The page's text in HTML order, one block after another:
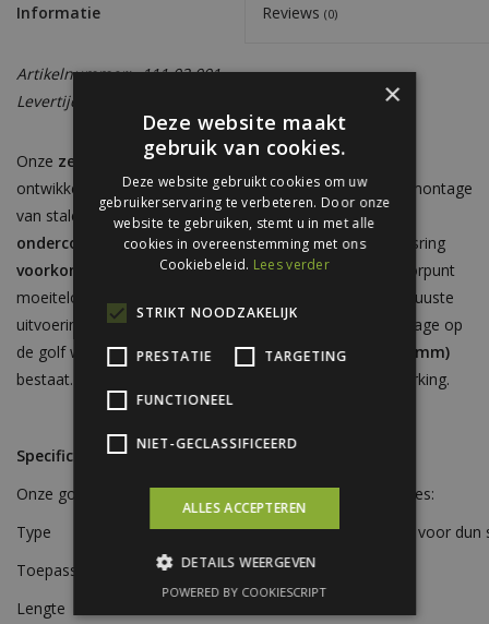
Informatie Reviews (0)
Artikelnummer: 111.02.001
Levertijd:
Onze zelfborende plaatwerkschroevenvoor staal zijn
ontwikkeld voor een waterdichte, duurzame en strakke montage
van stalen golfplaten en ander plaatmateriaalop stalen
onderconstructies. De geïntegreerde EPDM-afdichtingsring
voorkomt lekkage en corrosie, terwijl de krachtige boorpunt
moeiteloos door staal gaat zonder voorboren. Deze robuuste
uitvoering
(5,5×50 mm) is uitermate geschikt voor montage op
de golf wanneer de onderconstructie uitdun staal (2-5 mm)
bestaat. Leverbaar in RAL-kleur voor een uniforme afwerking.
Specificaties
Onze golfplaatschroeven hebben de volgende specificaties:
Type
Zelfborende golfplaatschroef voor dun
Toepassing
Dakbeplating op dun staal
Lengte
×
Deze website maakt
gebruik van cookies.
Deze website gebruikt cookies om uw
gebruikerservaring te verbeteren. Door onze
website te gebruiken, stemt u in met alle
cookies in overeenstemming met ons
Cookiebeleid. Lees verder
STRIKT NOODZAKELIJK
PRESTATIE TARGETING
FUNCTIONEEL
NIET-GECLASSIFICEERD
ALLES ACCEPTEREN
DETAILS WEERGEVEN
POWERED BY COOKIESCRIPT